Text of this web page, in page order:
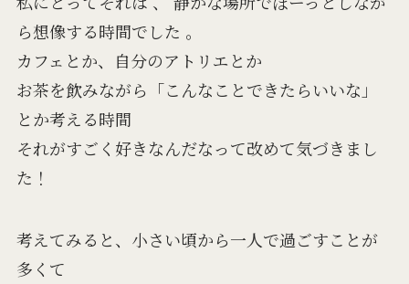
ら想像する時間でした 。
カフェとか、自分のアトリエとか
お茶を飲みながら「こんなことできたらいいな」
とか考える時間
それがすごく好きなんだなって改めて気づきまし
た！
考えてみると、小さい頃から一人で過ごすことが
多くて